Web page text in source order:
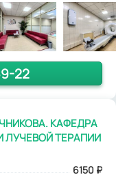
22
КАФЕДРА
ЛУЧЕВОЙ ТЕРАПИИ
6150 ₽